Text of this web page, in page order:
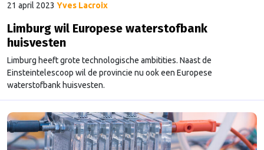
21 april 2023 Yves Lacroix
Limburg wil Europese waterstofbank
huisvesten
Limburg heeft grote technologische ambitities. Naast de
Einsteintelescoop wil de provincie nu ook een Europese
waterstofbank huisvesten.